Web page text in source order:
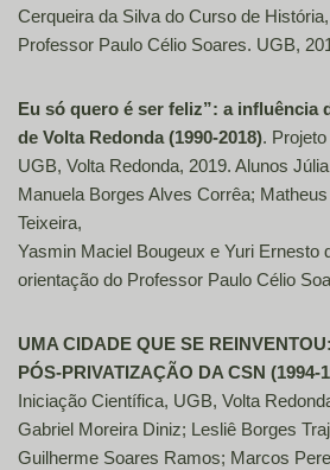
Cerqueira da Silva do Curso de
Professor Paulo Célio Soares. UGB,
Eu só quero é ser feliz”: a influência
de Volta Redonda (1990-2018).
UGB, Volta Redonda, 2019. Alunos
Manuela Borges Alves Corrêa;
Teixeira,
Yasmin Maciel Bougeux e Yuri Ernesto
orientação do Professor Paulo Célio
UMA CIDADE QUE SE
PÓS-PRIVATIZAÇÃO DA CSN (1994-
Iniciação Científica, UGB, Volta
Gabriel Moreira Diniz; Lesliê Borges
Guilherme Soares Ramos; Marcos